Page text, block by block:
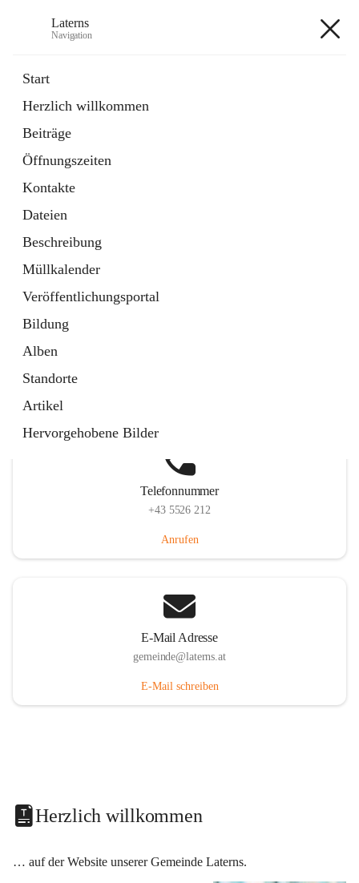
Laterns
Navigation
Start
Herzlich willkommen
Beiträge
Öffnungszeiten
Kontakte
Dateien
Beschreibung
Müllkalender
Veröffentlichungsportal
Bildung
Alben
Standorte
Artikel
Hervorgehobene Bilder
11 Schnellzugriffe
Soziales
1 Schnellzugriff
Telefonnummer
+43 5526 212
Anrufen
E-Mail Adresse
gemeinde@laterns.at
E-Mail schreiben
Herzlich willkommen
… auf der Website unserer Gemeinde Laterns.